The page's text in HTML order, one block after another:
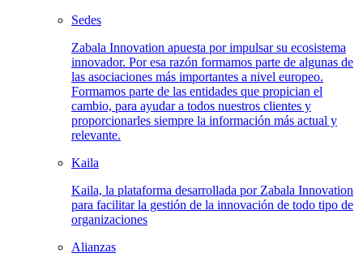
Sedes
Zabala Innovation apuesta por impulsar su ecosistema
innovador. Por esa razón formamos parte de algunas de
las asociaciones más importantes a nivel europeo.
Formamos parte de las entidades que propician el
cambio, para ayudar a todos nuestros clientes y
proporcionarles siempre la información más actual y
relevante.
Kaila
Kaila, la plataforma desarrollada por Zabala Innovation
para facilitar la gestión de la innovación de todo tipo de
organizaciones
Alianzas